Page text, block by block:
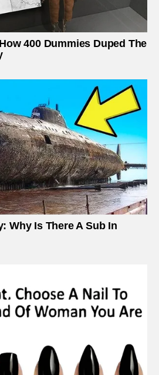
400 Dummies Duped The
Why Is There A Sub In